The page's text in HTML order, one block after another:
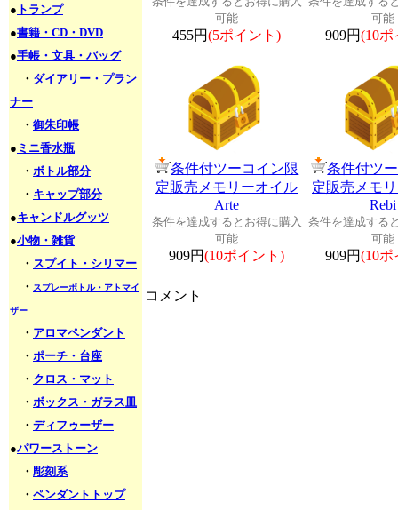
● トランプ
●書籍・CD・DVD
●手帳・文具・バッグ
・ ダイアリー・プラン
ナー
・ 御朱印帳
● ミニ香水瓶
・ ボトル部分
・ キャップ部分
●キャンドルグッツ
●小物・雑貨
・ スプイト・シリマー
・ スプレーボトル・アトマイ
ザー
・ アロマペンダント
・ ポーチ・台座
・ クロス・マット
・ ボックス・ガラス皿
・ ディフゥーザー
●パワーストーン
・ 彫刻系
・ ペンダントトップ
可能
455円(5ポイント)
可能
909円(10ポ
条件付ツーコイン限
定販売メモリーオイル
Arte
条件を達成するとお得に購入
可能
909円(10ポイント)
条件付ツ
定販売メモ
Rebi
条件を達成する
可能
909円(10ポ
コメント